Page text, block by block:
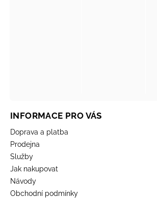
INFORMACE PRO VÁS
Doprava a platba
Prodejna
Služby
Jak nakupovat
Návody
Obchodní podmínky